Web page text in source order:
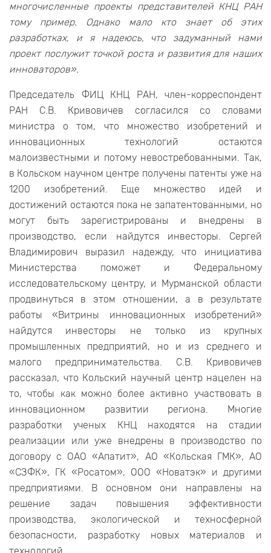
многочисленные проекты представителей КНЦ РАН
тому пример. Однако мало кто знает об этих
разработках, и я надеюсь, что задуманный нами
проект послужит точкой роста и развития для наших
инноваторов».
Председатель ФИЦ КНЦ РАН, член-корреспондент
РАН С.В. Кривовичев согласился со словами
министра о том, что множество изобретений и
инновационных технологий остаются
малоизвестными и потому невостребованными. Так,
в Кольском научном центре получены патенты уже на
1200 изобретений. Еще множество идей и
достижений остаются пока не запатентованными, но
могут быть зарегистрированы и внедрены в
производство, если найдутся инвесторы. Сергей
Владимирович выразил надежду, что инициатива
Министерства поможет и Федеральному
исследовательскому центру, и Мурманской области
продвинуться в этом отношении, а в результате
работы «Витрины инновационных изобретений»
найдутся инвесторы не только из крупных
промышленных предприятий, но и из среднего и
малого предпринимательства. С.В. Кривовичев
рассказал, что Кольский научный центр нацелен на
то, чтобы как можно более активно участвовать в
инновационном развитии региона. Многие
разработки ученых КНЦ находятся на стадии
реализации или уже внедрены в производство по
договору с ОАО «Апатит», АО «Кольская ГМК», АО
«СЗФК», ГК «Росатом», ООО «Новатэк» и другими
предприятиями. В основном они направлены на
решение задач повышения эффективности
производства, экологической и техносферной
безопасности, разработку новых материалов и